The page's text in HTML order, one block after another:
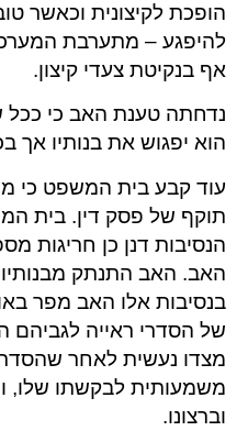
הופכת לקיצונית וכאשר
להיפגע – מתערבת
אף בנקיטת צעדי קיצון.
נדחתה טענת האב כי ככל
הוא יפגוש את בנותיו אך
עוד קבע בית המשפט כי
תוקף של פסק דין. בית
הנסיבות דנן כן חריגות
האב. האב התנתק
בנסיבות אלו האב מפר
של הסדרי ראייה
מצדו נעשית לאחר
משמעותית לבקשתו שלו,
וברצונו.